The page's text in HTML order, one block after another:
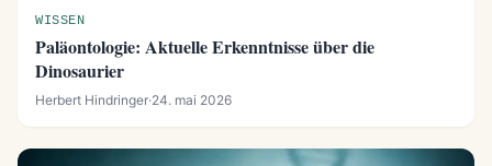
WISSEN
Paläontologie: Aktuelle Erkenntnisse über die
Dinosaurier
Herbert Hindringer·24. mai 2026